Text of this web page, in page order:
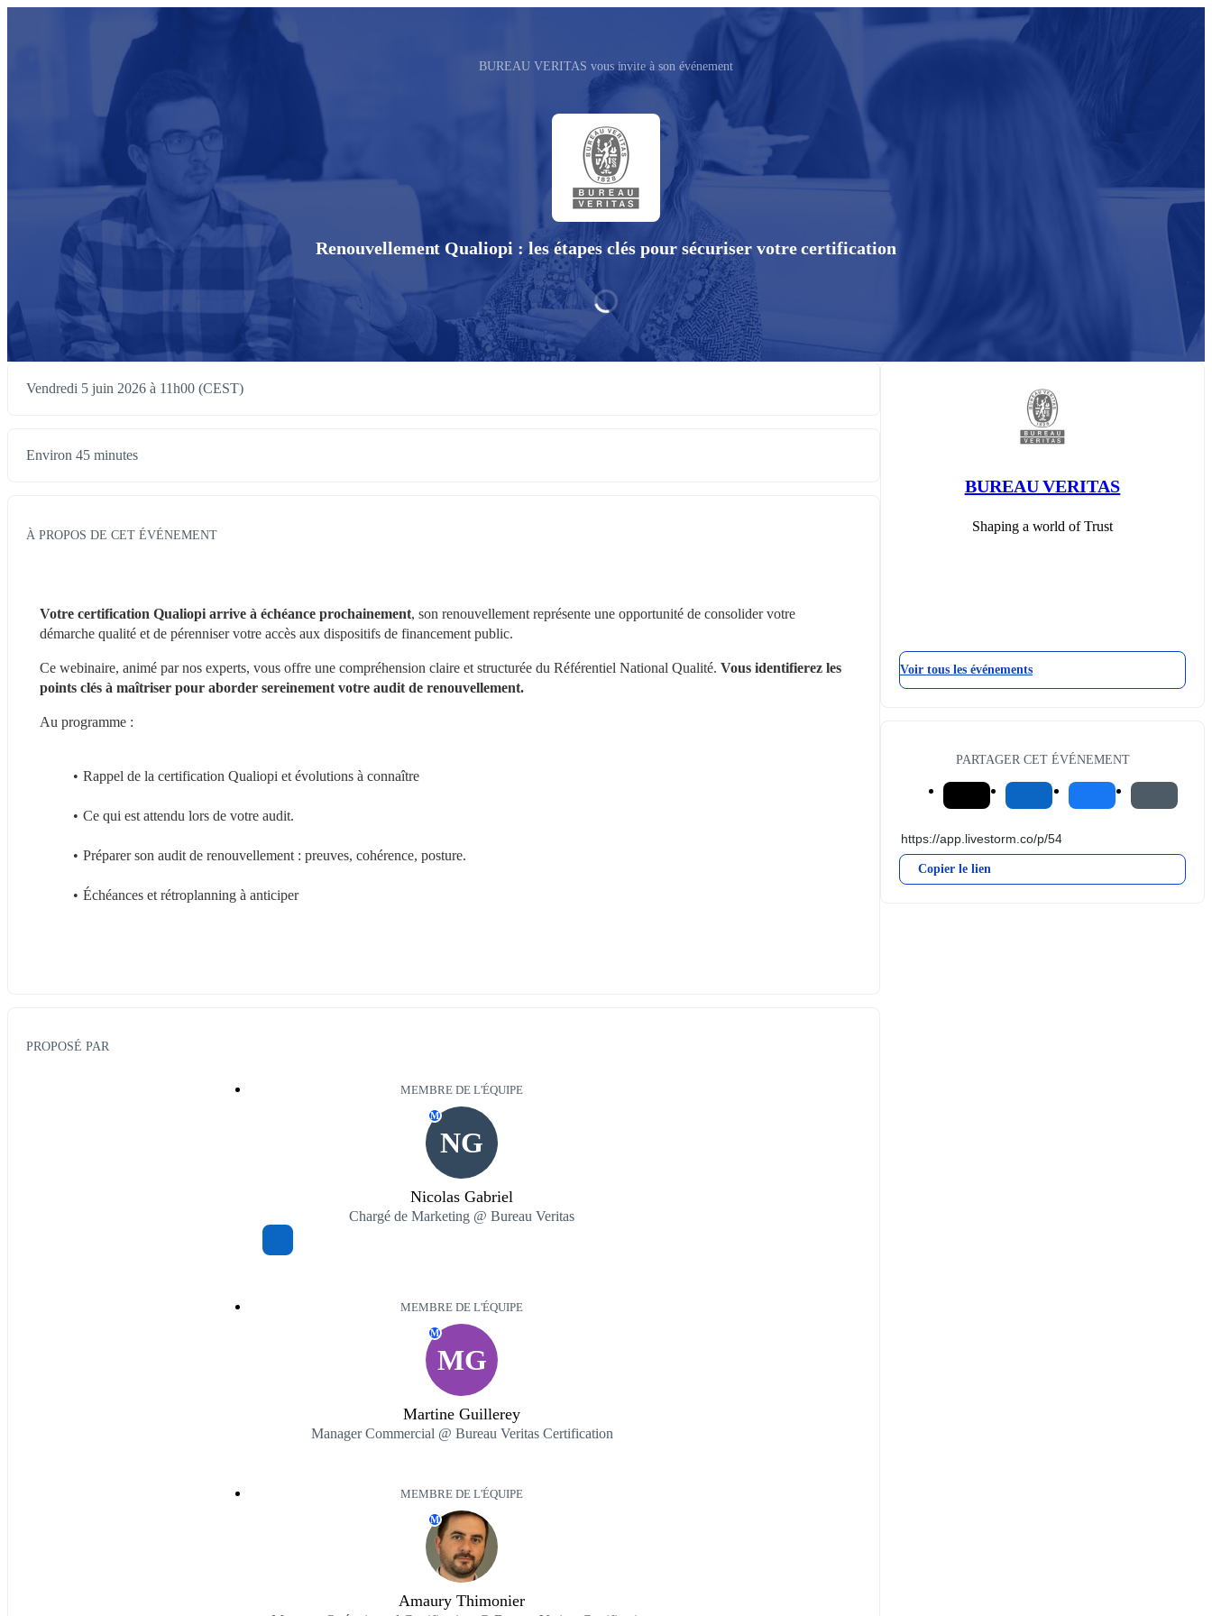
BUREAU VERITAS vous invite à son événement
Renouvellement Qualiopi : les étapes clés pour sécuriser votre certification
Vendredi 5 juin 2026 à 11h00 (CEST)
Environ 45 minutes
À PROPOS DE CET ÉVÉNEMENT
Votre certification Qualiopi arrive à échéance prochainement, son renouvellement représente une opportunité de consolider votre
démarche qualité et de pérenniser votre accès aux dispositifs de financement public.
Ce webinaire, animé par nos experts, vous offre une compréhension claire et structurée du Référentiel National Qualité. Vous identifierez les
points clés à maîtriser pour aborder sereinement votre audit de renouvellement.
Au programme :
Rappel de la certification Qualiopi et évolutions à connaître
Ce qui est attendu lors de votre audit.
Préparer son audit de renouvellement : preuves, cohérence, posture.
Échéances et rétroplanning à anticiper
PROPOSÉ PAR
MEMBRE DE L'ÉQUIPE
NG
M
Nicolas Gabriel
Chargé de Marketing @ Bureau Veritas
MEMBRE DE L'ÉQUIPE
MG
M
Martine Guillerey
Manager Commercial @ Bureau Veritas Certification
MEMBRE DE L'ÉQUIPE
M
Amaury Thimonier
BUREAU VERITAS
Shaping a world of Trust
Voir tous les événements
PARTAGER CET ÉVÉNEMENT
Copier le lien